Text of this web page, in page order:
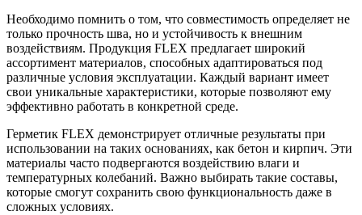
Необходимо помнить о том, что совместимость определяет не
только прочность шва, но и устойчивость к внешним
воздействиям. Продукция FLEX предлагает широкий
ассортимент материалов, способных адаптироваться под
различные условия эксплуатации. Каждый вариант имеет
свои уникальные характеристики, которые позволяют ему
эффективно работать в конкретной среде.
Герметик FLEX демонстрирует отличные результаты при
использовании на таких основаниях, как бетон и кирпич. Эти
материалы часто подвергаются воздействию влаги и
температурных колебаний. Важно выбирать такие составы,
которые смогут сохранить свою функциональность даже в
сложных условиях.